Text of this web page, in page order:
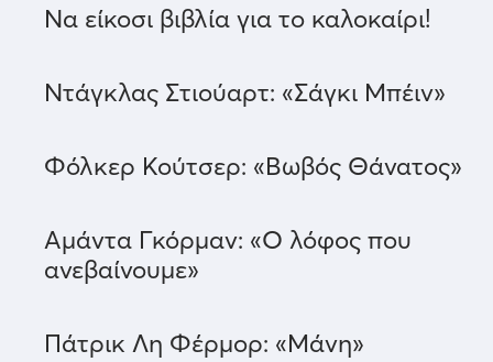
Να είκοσι βιβλία για το καλοκαίρι!
Ντάγκλας Στιούαρτ: «Σάγκι Μπέιν»
Φόλκερ Κούτσερ: «Βωβός Θάνατος»
Αμάντα Γκόρμαν: «Ο λόφος που
ανεβαίνουμε»
Πάτρικ Λη Φέρμορ: «Μάνη»